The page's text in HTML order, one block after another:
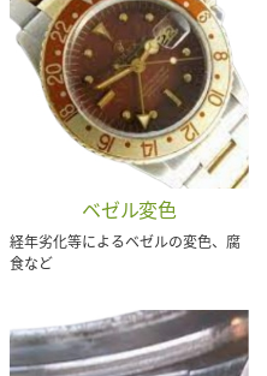
ベゼル変色
経年劣化等によるベゼルの変色、腐
食など